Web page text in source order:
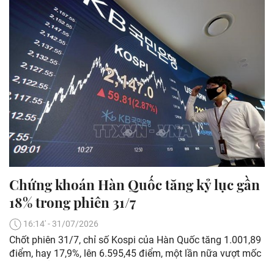
Chứng khoán Hàn Quốc tăng kỷ lục gần
18% trong phiên 31/7
16:14' - 31/07/2026
Chốt phiên 31/7, chỉ số Kospi của Hàn Quốc tăng 1.001,89
điểm, hay 17,9%, lên 6.595,45 điểm, một lần nữa vượt mốc